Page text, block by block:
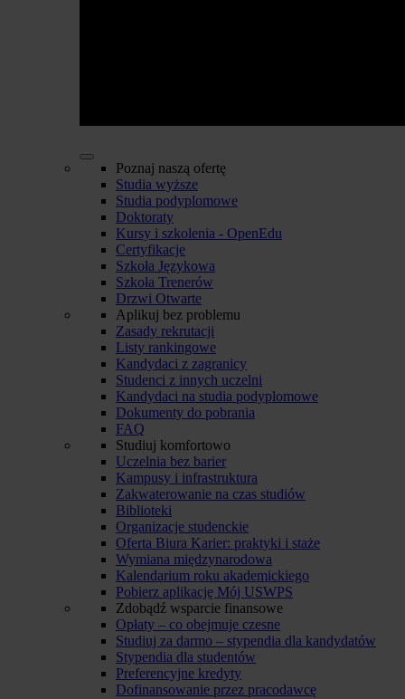
Poznaj naszą ofertę
Studia wyższe
Studia podyplomowe
Doktoraty
Kursy i szkolenia - OpenEdu
Certyfikacje
Szkoła Językowa
Szkoła Trenerów
Drzwi Otwarte
Aplikuj bez problemu
Zasady rekrutacji
Listy rankingowe
Kandydaci z zagranicy
Studenci z innych uczelni
Kandydaci na studia podyplomowe
Dokumenty do pobrania
FAQ
Studiuj komfortowo
Uczelnia bez barier
Kampusy i infrastruktura
Zakwaterowanie na czas studiów
Biblioteki
Organizacje studenckie
Oferta Biura Karier: praktyki i staże
Wymiana międzynarodowa
Kalendarium roku akademickiego
Pobierz aplikację Mój USWPS
Zdobądź wsparcie finansowe
Opłaty – co obejmuje czesne
Studiuj za darmo – stypendia dla kandydatów
Stypendia dla studentów
Preferencyjne kredyty
Dofinansowanie przez pracodawcę